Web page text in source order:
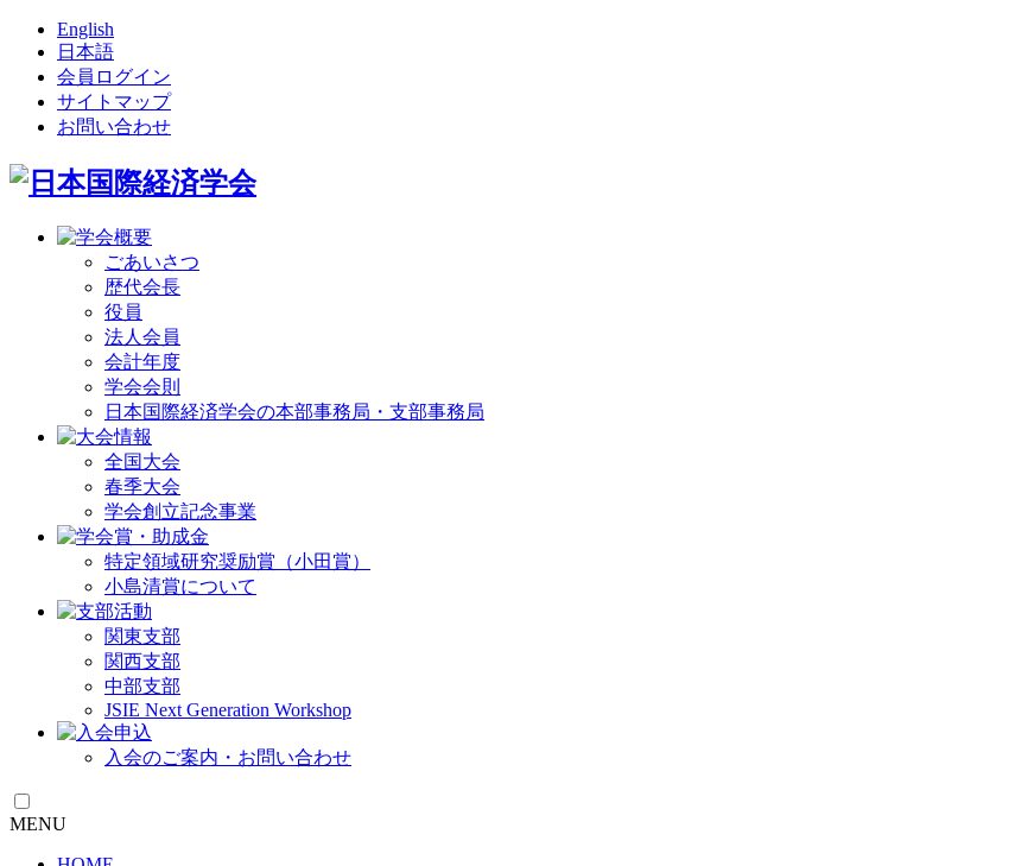
English
日本語
会員ログイン
サイトマップ
お問い合わせ
ごあいさつ
歴代会長
役員
法人会員
会計年度
学会会則
日本国際経済学会の本部事務局・支部事務局
全国大会
春季大会
学会創立記念事業
特定領域研究奨励賞（小田賞）
小島清賞について
関東支部
関西支部
中部支部
JSIE Next Generation Workshop
入会のご案内・お問い合わせ
MENU